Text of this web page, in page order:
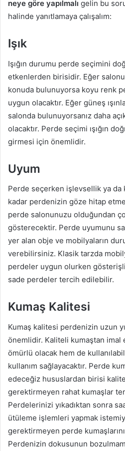
neye göre yapılmalı gelin bu
halinde yanıtlamaya çalışalım:
Işık
Işığın durumu perde seçimini
etkenlerden birisidir. Eğer
konuda bulunuyorsa koyu renk
uygun olacaktır. Eğer güneş
salonda bulunuyorsanız daha
olacaktır. Perde seçimi ışığın
girmesi için önemlidir.
Uyum
Perde seçerken işlevsellik ya da
kadar perdenizin göze hitap
perde salonunuzu olduğundan
gösterecektir. Perde uyumunu
yer alan obje ve mobilyaların
verebilirsiniz. Klasik tarzda
perdeler uygun olurken
sade perdeler tercih edilebilir.
Kumaş Kalitesi
Kumaş kalitesi perdenizin uzun
önemlidir. Kaliteli kumaştan
ömürlü olacak hem de
kullanım sağlayacaktır. Perde
edeceğiz hususlardan birisi
gerektirmeyen rahat kumaşlar
Perdelerinizi yıkadıktan sonra
ütüleme işlemleri yapmak
gerektirmeyen perde
Perdenizin dokusunun